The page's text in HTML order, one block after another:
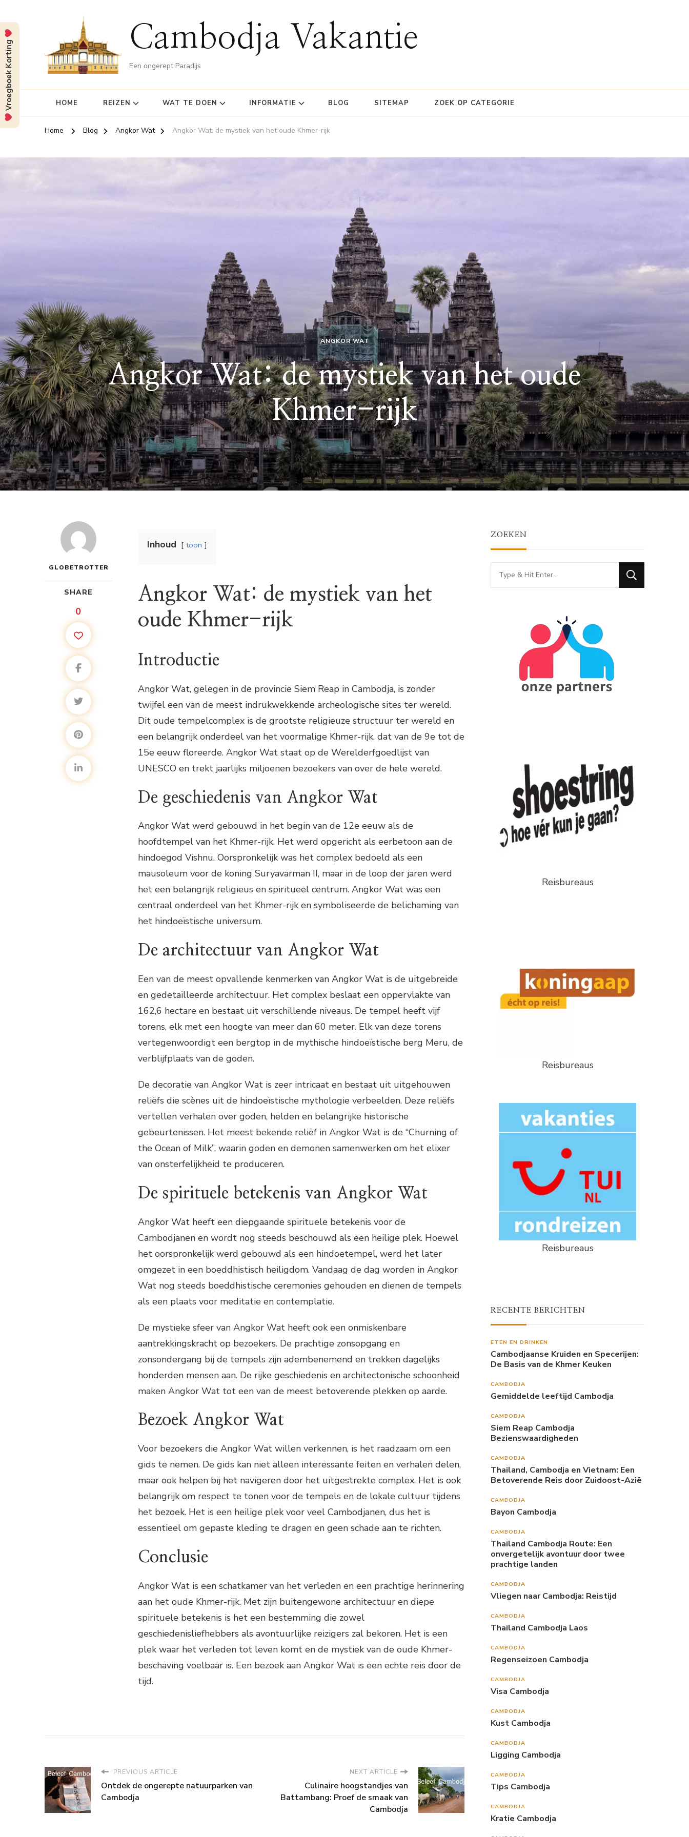
Cambodja Vakantie
Een ongerept Paradijs
HOME REIZEN WAT TE DOEN INFORMATIE BLOG SITEMAP ZOEK OP CATEGORIE
Home Blog Angkor Wat Angkor Wat: de mystiek van het oude Khmer-rijk
ANGKOR WAT
Angkor Wat: de mystiek van het oude
Khmer-rijk
GLOBETROTTER
SHARE
0
Inhoud toon
Angkor Wat: de mystiek van het
oude Khmer-rijk
Introductie
Angkor Wat, gelegen in de provincie Siem Reap in Cambodja, is zonder
twijfel een van de meest indrukwekkende archeologische sites ter wereld.
Dit oude tempelcomplex is de grootste religieuze structuur ter wereld en
een belangrijk onderdeel van het voormalige Khmer-rijk, dat van de 9e tot de
15e eeuw floreerde. Angkor Wat staat op de Werelderfgoedlijst van
UNESCO en trekt jaarlijks miljoenen bezoekers van over de hele wereld.
De geschiedenis van Angkor Wat
Angkor Wat werd gebouwd in het begin van de 12e eeuw als de
hoofdtempel van het Khmer-rijk. Het werd opgericht als eerbetoon aan de
hindoegod Vishnu. Oorspronkelijk was het complex bedoeld als een
mausoleum voor de koning Suryavarman II, maar in de loop der jaren werd
het een belangrijk religieus en spiritueel centrum. Angkor Wat was een
centraal onderdeel van het Khmer-rijk en symboliseerde de belichaming van
het hindoeïstische universum.
De architectuur van Angkor Wat
Een van de meest opvallende kenmerken van Angkor Wat is de uitgebreide
en gedetailleerde architectuur. Het complex beslaat een oppervlakte van
162,6 hectare en bestaat uit verschillende niveaus. De tempel heeft vijf
torens, elk met een hoogte van meer dan 60 meter. Elk van deze torens
vertegenwoordigt een bergtop in de mythische hindoeïstische berg Meru, de
verblijfplaats van de goden.
De decoratie van Angkor Wat is zeer intricaat en bestaat uit uitgehouwen
reliëfs die scènes uit de hindoeïstische mythologie verbeelden. Deze reliëfs
vertellen verhalen over goden, helden en belangrijke historische
gebeurtenissen. Het meest bekende reliëf in Angkor Wat is de “Churning of
the Ocean of Milk”, waarin goden en demonen samenwerken om het elixer
van onsterfelijkheid te produceren.
De spirituele betekenis van Angkor Wat
Angkor Wat heeft een diepgaande spirituele betekenis voor de
Cambodjanen en wordt nog steeds beschouwd als een heilige plek. Hoewel
het oorspronkelijk werd gebouwd als een hindoetempel, werd het later
omgezet in een boeddhistisch heiligdom. Vandaag de dag worden in Angkor
Wat nog steeds boeddhistische ceremonies gehouden en dienen de tempels
als een plaats voor meditatie en contemplatie.
De mystieke sfeer van Angkor Wat heeft ook een onmiskenbare
aantrekkingskracht op bezoekers. De prachtige zonsopgang en
zonsondergang bij de tempels zijn adembenemend en trekken dagelijks
honderden mensen aan. De rijke geschiedenis en architectonische schoonheid
maken Angkor Wat tot een van de meest betoverende plekken op aarde.
Bezoek Angkor Wat
Voor bezoekers die Angkor Wat willen verkennen, is het raadzaam om een
gids te nemen. De gids kan niet alleen interessante feiten en verhalen delen,
maar ook helpen bij het navigeren door het uitgestrekte complex. Het is ook
belangrijk om respect te tonen voor de tempels en de lokale cultuur tijdens
het bezoek. Het is een heilige plek voor veel Cambodjanen, dus het is
essentieel om gepaste kleding te dragen en geen schade aan te richten.
Conclusie
Angkor Wat is een schatkamer van het verleden en een prachtige herinnering
aan het oude Khmer-rijk. Met zijn buitengewone architectuur en diepe
spirituele betekenis is het een bestemming die zowel
geschiedenisliefhebbers als avontuurlijke reizigers zal bekoren. Het is een
plek waar het verleden tot leven komt en de mystiek van de oude Khmer-
beschaving voelbaar is. Een bezoek aan Angkor Wat is een echte reis door de
tijd.
PREVIOUS ARTICLE
Ontdek de ongerepte natuurparken van
Cambodja
NEXT ARTICLE
Culinaire hoogstandjes van
Battambang: Proef de smaak van
Cambodja
ZOEKEN
Looking
for
Reisbureaus
Reisbureaus
Reisbureaus
RECENTE BERICHTEN
ETEN EN DRINKEN
Cambodjaanse Kruiden en Specerijen:
De Basis van de Khmer Keuken
CAMBODJA
Gemiddelde leeftijd Cambodja
CAMBODJA
Siem Reap Cambodja
Bezienswaardigheden
CAMBODJA
Thailand, Cambodja en Vietnam: Een
Betoverende Reis door Zuidoost-Azië
CAMBODJA
Bayon Cambodja
CAMBODJA
Thailand Cambodja Route: Een
onvergetelijk avontuur door twee
prachtige landen
CAMBODJA
Vliegen naar Cambodja: Reistijd
CAMBODJA
Thailand Cambodja Laos
CAMBODJA
Regenseizoen Cambodja
CAMBODJA
Visa Cambodja
CAMBODJA
Kust Cambodja
CAMBODJA
Ligging Cambodja
CAMBODJA
Tips Cambodja
CAMBODJA
Kratie Cambodja
Vroegboek Korting